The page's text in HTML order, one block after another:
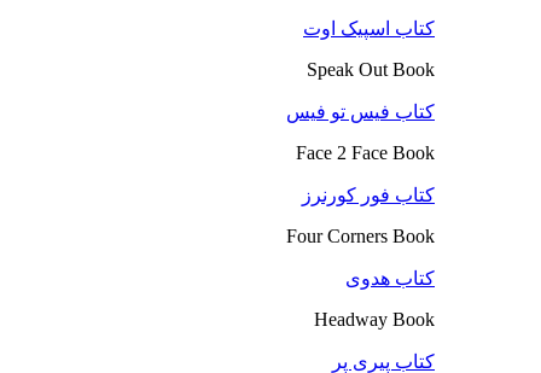
کتاب اسپیک اوت
Speak Out Book
کتاب فیس تو فیس
Face 2 Face Book
کتاب فور کورنرز
Four Corners Book
کتاب هدوی
Headway Book
کتاب پیری پر